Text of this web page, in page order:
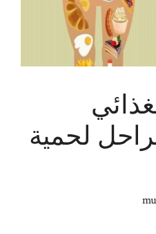
4 مراحل لحمية